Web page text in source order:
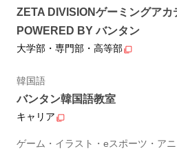
ZETA DIVISIONゲーミングアカ
POWERED BY バンタン
大学部・専門部・高等部
韓国語
バンタン韓国語教室
キャリア
ゲーム・イラスト・eスポーツ・アニ